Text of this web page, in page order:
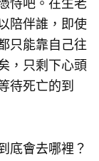
陪伴誰，即使
只能靠自己往
，只剩下心頭
待死亡的到
會去哪裡？